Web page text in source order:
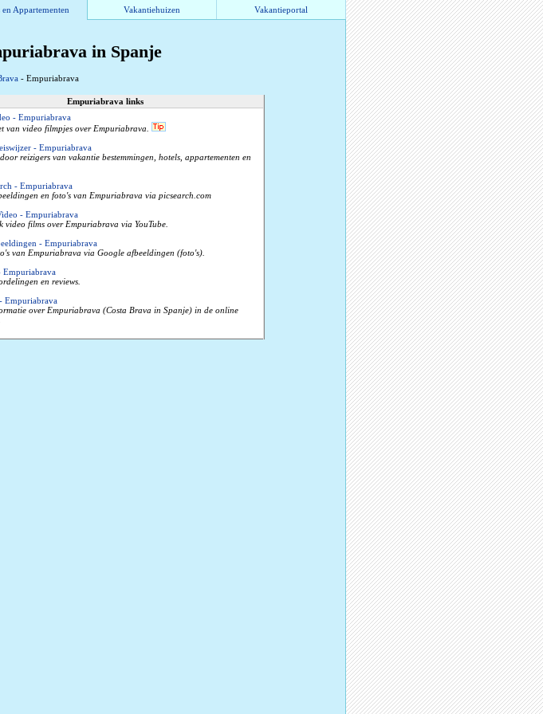
en Appartementen Vakantiehuizen Vakantieportal
in Spanje
- Empuriabrava
Empuriabrava links
- Empuriabrava
van video filmpjes over Empuriabrava.
- Empuriabrava
reizigers van vakantie bestemmingen, hotels, appartementen en
- Empuriabrava
en foto's van Empuriabrava via picsearch.com
- Empuriabrava
video films over Empuriabrava via YouTube.
- Empuriabrava
van Empuriabrava via Google afbeeldingen (foto's).
Empuriabrava
en reviews.
Empuriabrava
over Empuriabrava (Costa Brava in Spanje) in de online